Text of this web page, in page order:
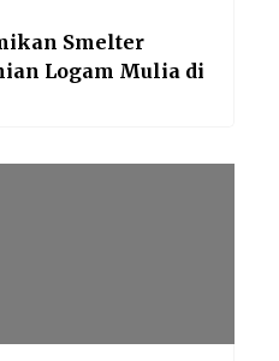
Smelter
Logam Mulia di